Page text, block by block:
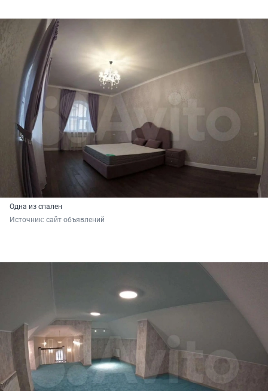
Одна из спален
Источник: сайт объявлений